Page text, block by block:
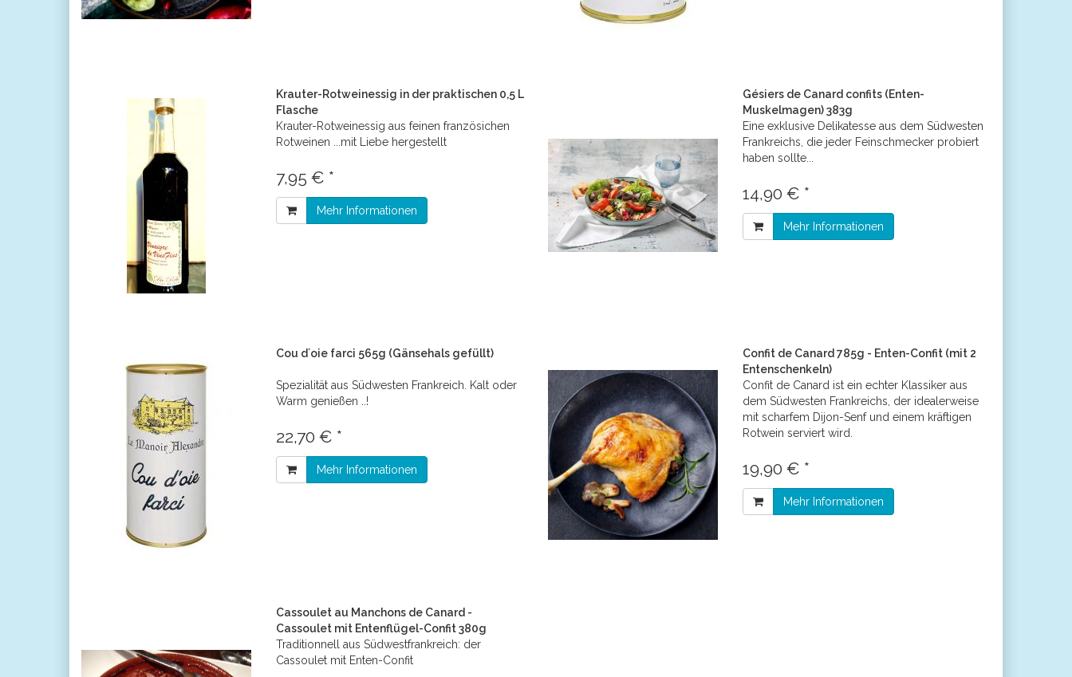
Krauter-Rotweinessig in der praktischen 0,5 L
Flasche
Krauter-Rotweinessig aus feinen französichen
Rotweinen ...mit Liebe hergestellt
7,95 € *
Mehr Informationen
Gésiers de Canard confits (Enten-
Muskelmagen) 383g
Eine exklusive Delikatesse aus dem Südwesten
Frankreichs, die jeder Feinschmecker probiert
haben sollte...
14,90 € *
Mehr Informationen
Cou d´oie farci 565g (Gänsehals gefüllt)
Spezialität aus Südwesten Frankreich. Kalt oder
Warm genießen ..!
22,70 € *
Mehr Informationen
Confit de Canard 785g - Enten-Confit (mit 2
Entenschenkeln)
Confit de Canard ist ein echter Klassiker aus
dem Südwesten Frankreichs, der idealerweise
mit scharfem Dijon-Senf und einem kräftigen
Rotwein serviert wird.
19,90 € *
Mehr Informationen
Cassoulet au Manchons de Canard -
Cassoulet mit Entenflügel-Confit 380g
Traditionnell aus Südwestfrankreich: der
Cassoulet mit Enten-Confit